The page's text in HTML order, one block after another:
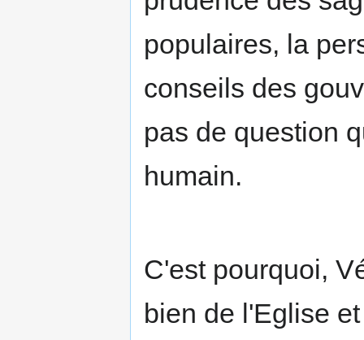
populaires, la
conseils des
pas de question
humain.
C'est pourquoi,
bien de l'Eglise